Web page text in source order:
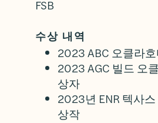
FSB
수상 내역
2023 ABC 오클라
2023 AGC 빌드 오
상자
2023년 ENR 텍사
상작